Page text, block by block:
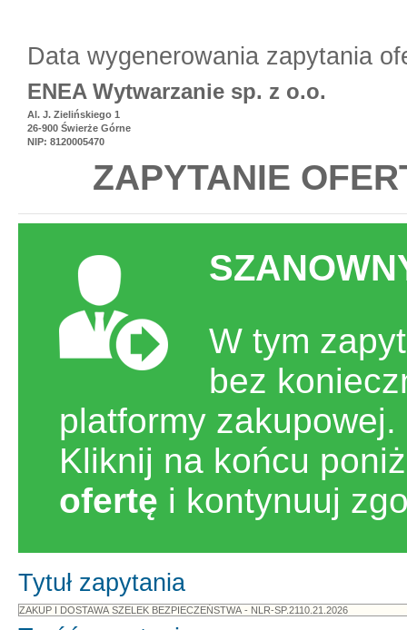
Data wygenerowania zapytania
ENEA Wytwarzanie sp. z o.o.
Al. J. Zielińskiego 1
26-900 Świerże Górne
NIP: 8120005470
ZAPYTANIE
W tym
bez
platformy zakupowej.
Kliknij na końcu
ofertę i kontynuuj
Tytuł zapytania